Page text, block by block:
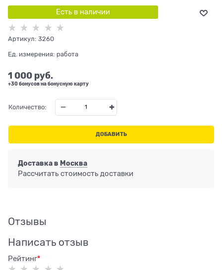
Есть в наличии
Артикул: 3260
Ед. измерения: работа
1 000 руб.
+30 бонусов на бонусную карту
Количество:
ДОБАВИТЬ
Доставка в Москва
Рассчитать стоимость доставки
Отзывы
Написать отзыв
Рейтинг